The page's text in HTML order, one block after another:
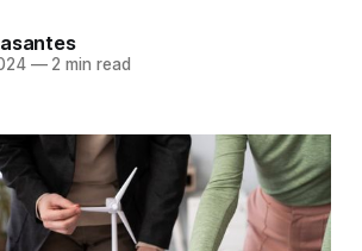
—2 min read